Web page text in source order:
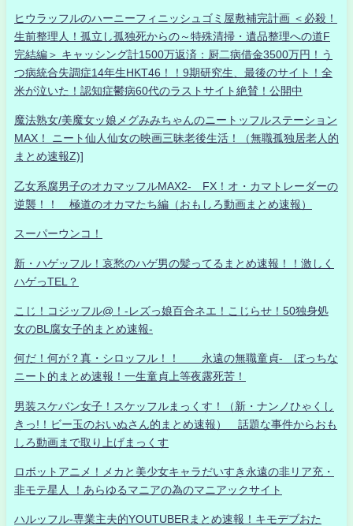
ヒウラッフルのハーニーフィニッシュゴミ屋敷補完計画 ＜必殺！
生前整理人！孤立し孤独死からの～特殊清掃・遺品整理への道F
完結編＞ キャッシング計1500万返済：厨二病借金3500万円！う
つ病統合失調症14年生HKT46！！9期研究生、最後のサイト！全
米が泣いた！認知症鬱病60代のラストサイト絶賛！公開中
魔法熟女/美魔女ッ娘メグみみちゃんのニートッフルステーション
MAX！ ニート仙人仙女の映画三昧老後生活！（無職孤独居老人的
まとめ速報Z)]
乙女系腐男子のオカマッフルMAX2- FX！オ・カマトレーダーの
逆襲！！ 極道のオカマたち編（おもしろ動画まとめ速報）
スーパーウンコ！
新・ハゲッフル！哀愁のハゲ男の髪ってるまとめ速報！！激しく
ハゲっTEL？
こじ！コジッフル@！-レズっ娘百合ネエ！こじらせ！50独身処
女のBL腐女子的まとめ速報-
何だ！何が？真・シロッフル！！ 永遠の無職童貞- ぼっちな
ニート的まとめ速報！一生童貞上等夜露死苦！
男装スケバン女子！スケッフルまっくす！（新・ナンノひゃくし
きっ!！ビー玉のおいぬさん的まとめ速報） 話題な事件からおも
しろ動画まで取り上げまっくす
ロボットアニメ！メカと美少女キャラだいすき永遠の非リア充・
非モテ星人 ！あらゆるマニアの為のマニアックサイト
ハルッフル-専業主夫的YOUTUBERまとめ速報！キモデブおた